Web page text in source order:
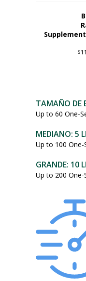
$
TAMAÑO DE
Up to 60 One-
MEDIANO: 5
Up to 100
GRANDE: 10
Up to 200